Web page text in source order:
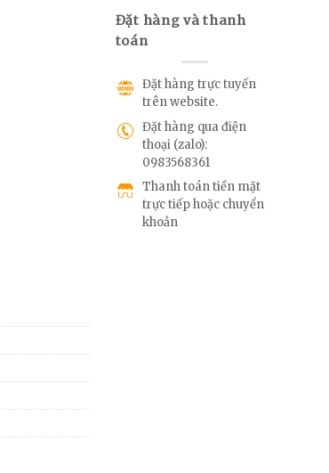
Đặt hàng và thanh
toán
Đặt hàng trực tuyến
trên website.
Đặt hàng qua điện
thoại (zalo):
0983568361
Thanh toán tiền mặt
trực tiếp hoặc chuyển
khoản